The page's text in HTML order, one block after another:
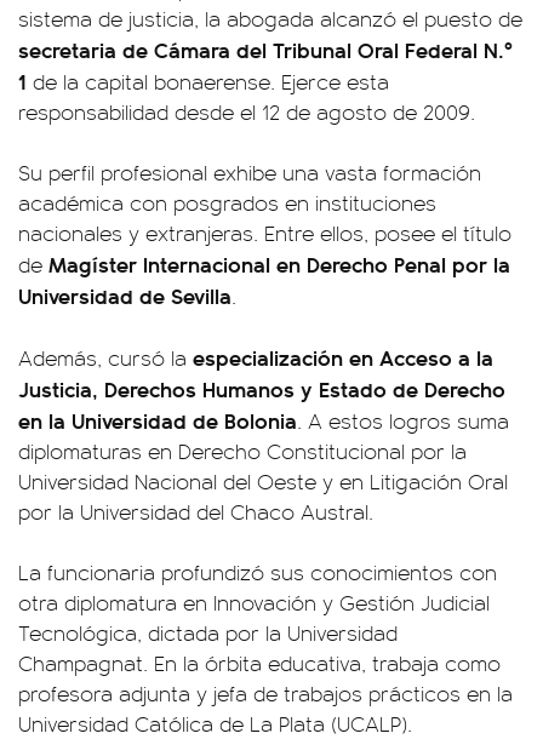
sistema de justicia, la abogada alcanzó el puesto de
secretaria de Cámara del Tribunal Oral Federal N.º
1 de la capital bonaerense. Ejerce esta
responsabilidad desde el 12 de agosto de 2009.
Su perfil profesional exhibe una vasta formación
académica con posgrados en instituciones
nacionales y extranjeras. Entre ellos, posee el título
de Magíster Internacional en Derecho Penal por la
Universidad de Sevilla.
Además, cursó la especialización en Acceso a la
Justicia, Derechos Humanos y Estado de Derecho
en la Universidad de Bolonia. A estos logros suma
diplomaturas en Derecho Constitucional por la
Universidad Nacional del Oeste y en Litigación Oral
por la Universidad del Chaco Austral.
La funcionaria profundizó sus conocimientos con
otra diplomatura en Innovación y Gestión Judicial
Tecnológica, dictada por la Universidad
Champagnat. En la órbita educativa, trabaja como
profesora adjunta y jefa de trabajos prácticos en la
Universidad Católica de La Plata (UCALP).